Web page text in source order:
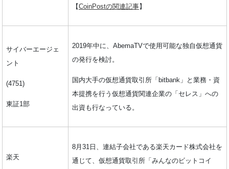
【CoinPostの関連記事】
サイバーエージェ
ント
(4751)
東証1部
2019年中に、AbemaTVで使用可能な独自仮想通貨
の発行を検討。
国内大手の仮想通貨取引所「bitbank」と業務・資
本提携を行う仮想通貨関連企業の「セレス」への
出資も行なっている。
楽天
8月31日、連結子会社である楽天カード株式会社を
通じて、仮想通貨取引所「みんなのビットコイ